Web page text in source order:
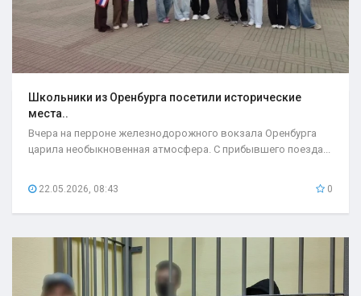
Школьники из Оренбурга посетили исторические
места..
Вчера на перроне железнодорожного вокзала Оренбурга
царила необыкновенная атмосфера. С прибывшего поезда...
22.05.2026, 08:43 0